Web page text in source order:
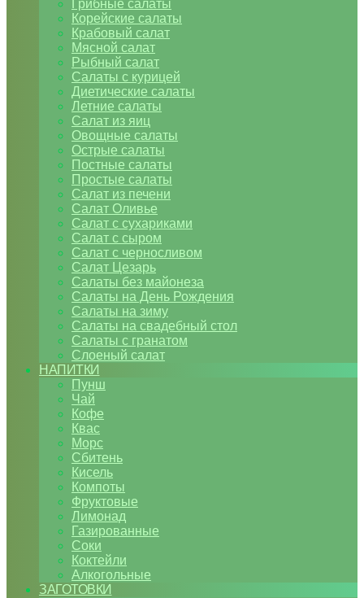
Грибные салаты
Корейские салаты
Крабовый салат
Мясной салат
Рыбный салат
Салаты с курицей
Диетические салаты
Летние салаты
Салат из яиц
Овощные салаты
Острые салаты
Постные салаты
Простые салаты
Салат из печени
Салат Оливье
Салат с сухариками
Салат с сыром
Салат с черносливом
Салат Цезарь
Салаты без майонеза
Салаты на День Рождения
Салаты на зиму
Салаты на свадебный стол
Салаты с гранатом
Слоеный салат
НАПИТКИ
Пунш
Чай
Кофе
Квас
Морс
Сбитень
Кисель
Компоты
Фруктовые
Лимонад
Газированные
Соки
Коктейли
Алкогольные
ЗАГОТОВКИ